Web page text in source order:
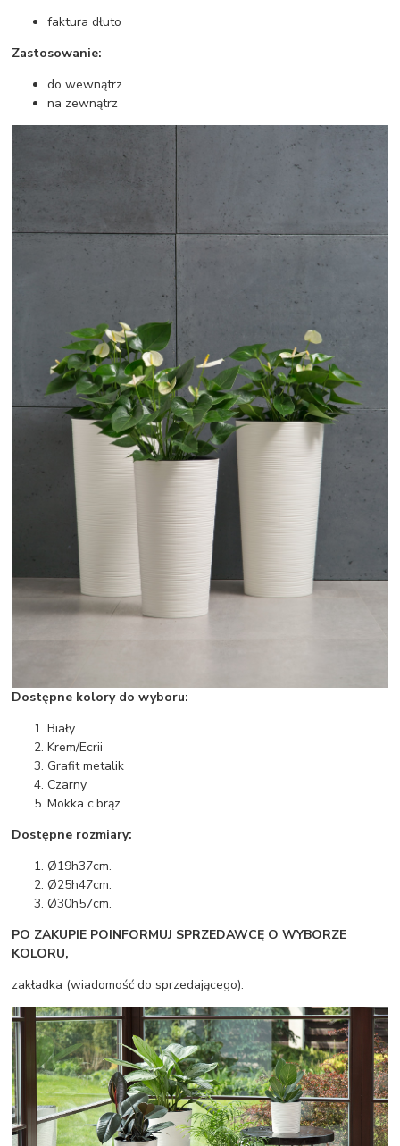
faktura dłuto
Zastosowanie:
do wewnątrz
na zewnątrz
Dostępne kolory do wyboru:
Biały
Krem/Ecrii
Grafit metalik
Czarny
Mokka c.brąz
Dostępne rozmiary:
Ø19h37cm.
Ø25h47cm.
Ø30h57cm.
PO ZAKUPIE POINFORMUJ SPRZEDAWCĘ O WYBORZE
KOLORU,
zakładka (wiadomość do sprzedającego).